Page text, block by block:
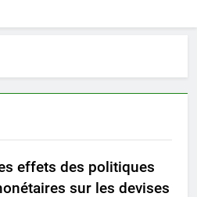
effets des politiques
sur les devises